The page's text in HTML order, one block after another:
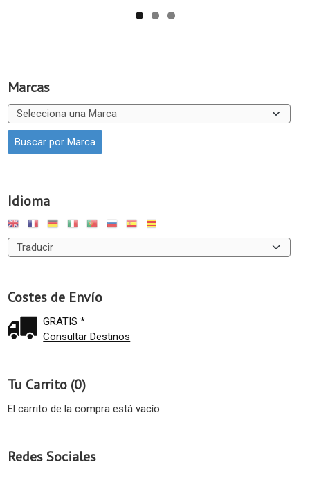
Marcas
Idioma
Costes de Envío
GRATIS *
Consultar Destinos
Tu Carrito (0)
El carrito de la compra está vacío
Redes Sociales